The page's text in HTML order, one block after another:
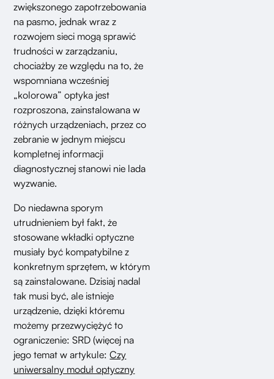
zwiększonego zapotrzebowania
na pasmo, jednak wraz z
rozwojem sieci mogą sprawić
trudności w zarządzaniu,
chociażby ze względu na to, że
wspomniana wcześniej
„kolorowa” optyka jest
rozproszona, zainstalowana w
różnych urządzeniach, przez co
zebranie w jednym miejscu
kompletnej informacji
diagnostycznej stanowi nie lada
wyzwanie.
Do niedawna sporym
utrudnieniem był fakt, że
stosowane wkładki optyczne
musiały być kompatybilne z
konkretnym sprzętem, w którym
są zainstalowane. Dzisiaj nadal
tak musi być, ale istnieje
urządzenie, dzięki któremu
możemy przezwyciężyć to
ograniczenie: SRD (więcej na
jego temat w artykule:Czy
uniwersalny moduł optyczny